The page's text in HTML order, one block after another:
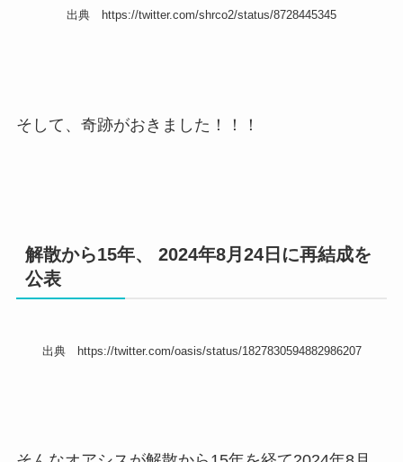
出典 https://twitter.com/shrco2/status/8728445345
そして、奇跡がおきました！！！
解散から15年、 2024年8月24日に再結成を
公表
出典 https://twitter.com/oasis/status/1827830594882986207